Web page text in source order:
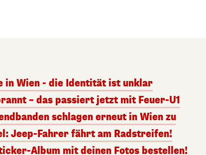
in Wien - die Identität ist unklar
– das passiert jetzt mit Feuer-U1
schlagen erneut in Wien zu
Jeep-Fahrer fährt am Radstreifen!
Album mit deinen Fotos bestellen!